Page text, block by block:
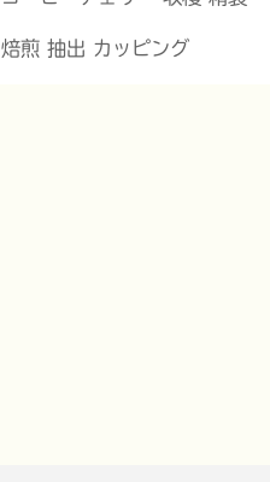
焙煎 抽出 カッピング